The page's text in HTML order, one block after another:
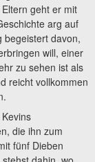
geht er mit
arg auf
begeistert davon,
will, einer
zu sehen ist als
reicht vollkommen
die ihn zum
fünf Dieben